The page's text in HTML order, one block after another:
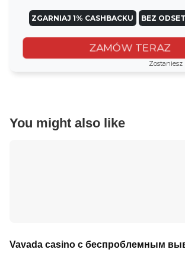
ZGARNIAJ 1% CASHBACKU BEZ
ZAMÓW TERAZ
You might also like
Vavada casino с беспроблемным